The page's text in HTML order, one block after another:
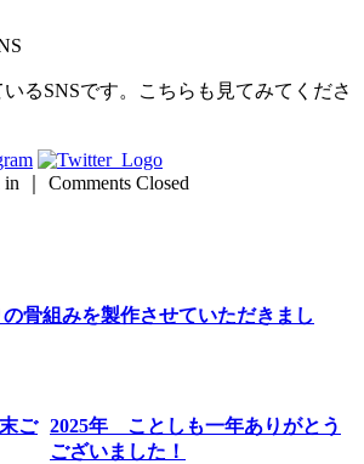
るSNSです。こちらも見てみてくださ
｜ Comments Closed
骨組みを製作させていただきまし
2025年 ことしも一年ありがとう
ございました！